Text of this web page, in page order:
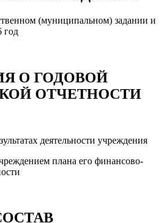
(муниципальном) задании и
год
О ГОДОВОЙ
ОТЧЕТНОСТИ
деятельности учреждения
плана его финансово-